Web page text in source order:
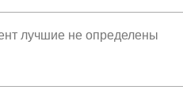
лучшие не определены